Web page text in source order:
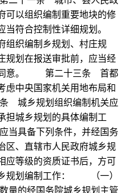
可以组织编制重要地块的修
符合控制性详细规划。
织编制乡规划、村庄规
规划在报送审批前，应当经
同意。 第二十三条 首都
虑中央国家机关用地布局和
城乡规划组织编制机关应
担城乡规划的具体编制工
具备下列条件，并经国务
区、直辖市人民政府城乡规
应等级的资质证书后，方可
规划编制工作： （一）
的经国务院城乡规划主管